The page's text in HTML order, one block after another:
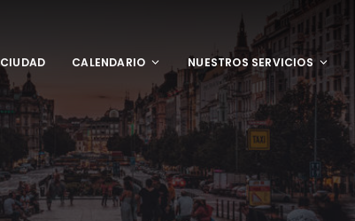
CIUDAD CALENDARIO NUESTROS SERVICIOS